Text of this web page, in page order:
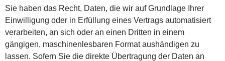
Sie haben das Recht, Daten, die wir auf Grundlage Ihrer
Einwilligung oder in Erfüllung eines Vertrags automatisiert
verarbeiten, an sich oder an einen Dritten in einem
gängigen, maschinenlesbaren Format aushändigen zu
lassen. Sofern Sie die direkte Übertragung der Daten an